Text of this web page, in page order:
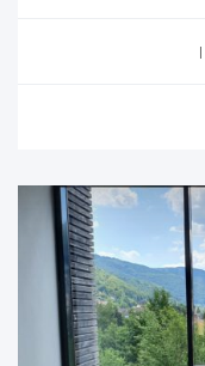
wenden Sie sich in